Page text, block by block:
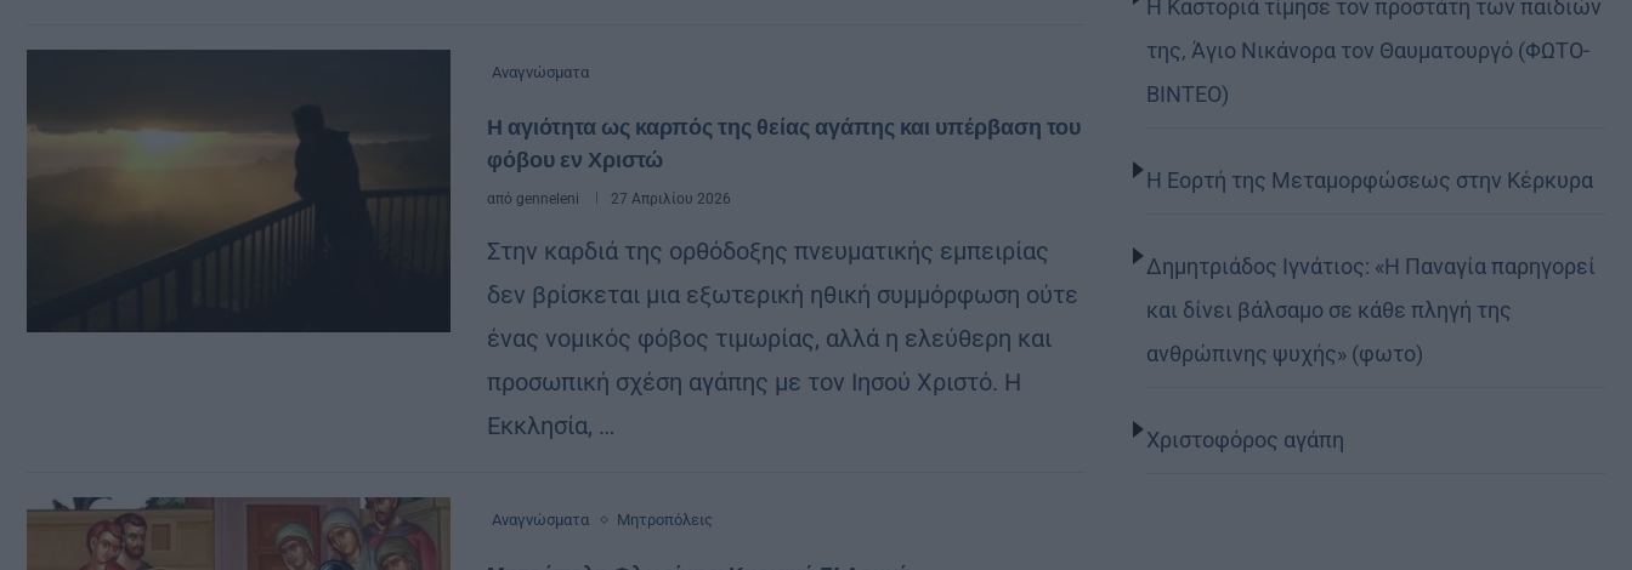
Αναγνώσματα
Η αγιότητα ως καρπός της θείας αγάπης και υπέρβαση του
φόβου εν Χριστώ
από genneleni 27 Απριλίου 2026
Στην καρδιά της ορθόδοξης πνευματικής εμπειρίας
δεν βρίσκεται μια εξωτερική ηθική συμμόρφωση ούτε
ένας νομικός φόβος τιμωρίας, αλλά η ελεύθερη και
προσωπική σχέση αγάπης με τον Ιησού Χριστό. Η
Εκκλησία, …
Αναγνώσματα Μητροπόλεις
Η Καστοριά τίμησε τον προστάτη των παιδιών
της, Άγιο Νικάνορα τον Θαυματουργό (ΦΩΤΟ-
ΒΙΝΤΕΟ)
Η Εορτή της Μεταμορφώσεως στην Κέρκυρα
Δημητριάδος Ιγνάτιος: «Η Παναγία παρηγορεί
και δίνει βάλσαμο σε κάθε πληγή της
ανθρώπινης ψυχής» (φωτο)
Χριστοφόρος αγάπη